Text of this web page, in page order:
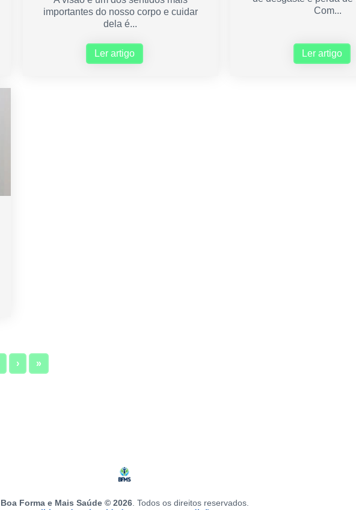
importantes do nosso corpo e cuidar
dela é...
Ler artigo
Com...
Ler artigo
› »
Boa Forma e Mais Saúde © 2026. Todos os direitos reservados.